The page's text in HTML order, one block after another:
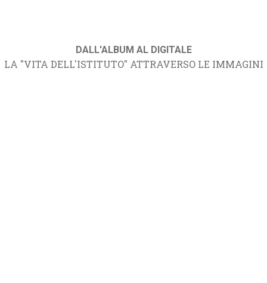
DALL'ALBUM AL DIGITALE
LA "VITA DELL'ISTITUTO" ATTRAVERSO LE IMMAGINI